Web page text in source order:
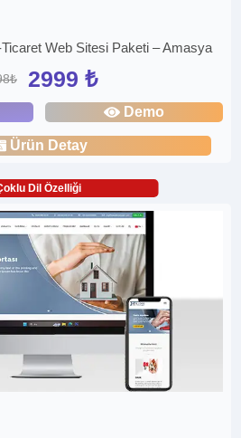
Ticaret Web Sitesi Paketi – Amasya
2999 ₺
Demo
Ürün Detay
Dil Özelliği